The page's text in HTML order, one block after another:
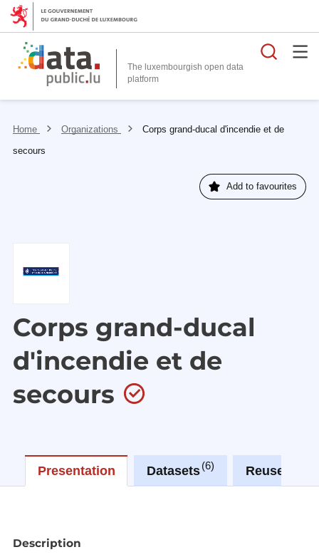
The luxembourgish open data
platform
Home Organizations
Corps grand-ducal d'incendie et de
secours
Add to favourites
Corps grand-ducal
d'incendie et de
secours
Presentation Datasets 6 Reuses
Description